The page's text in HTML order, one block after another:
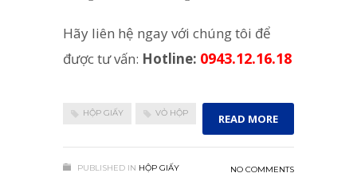
Hãy liên hệ ngay với chúng tôi để
được tư vấn: Hotline: 0943.12.16.18
HỘP GIẤY VỎ HỘP READ MORE
PUBLISHED IN HỘP GIẤY NO COMMENTS